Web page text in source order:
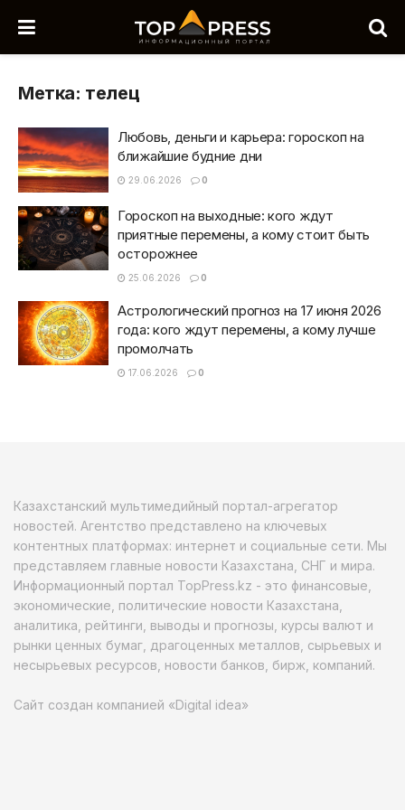
Метка: телец
Любовь, деньги и карьера: гороскоп на
ближайшие будние дни
29.06.2026 0
Гороскоп на выходные: кого ждут
приятные перемены, а кому стоит быть
осторожнее
25.06.2026 0
Астрологический прогноз на 17 июня 2026
года: кого ждут перемены, а кому лучше
промолчать
17.06.2026 0
Казахстанский мультимедийный портал-агрегатор
новостей. Агентство представлено на ключевых
контентных платформах: интернет и социальные сети. Мы
представляем главные новости Казахстана, СНГ и мира.
Информационный портал TopPress.kz - это финансовые,
экономические, политические новости Казахстана,
аналитика, рейтинги, выводы и прогнозы, курсы валют и
рынки ценных бумаг, драгоценных металлов, сырьевых и
несырьевых ресурсов, новости банков, бирж, компаний.
Сайт создан компанией «Digital idea»